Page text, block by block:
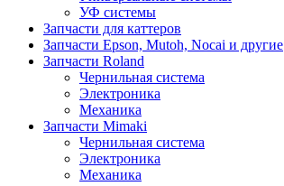
УФ системы
Запчасти для каттеров
Запчасти Epson, Mutoh, Nocai и другие
Запчасти Roland
Чернильная система
Электроника
Механика
Запчасти Mimaki
Чернильная система
Электроника
Механика